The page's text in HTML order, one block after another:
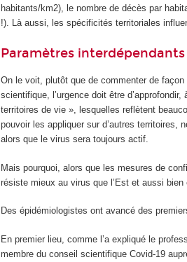
habitants/km2), le nombre de décès par
!). Là aussi, les spécificités territoriales
Paramètres interdépendants
On le voit, plutôt que de commenter de
scientifique, l’urgence doit être
territoires de vie », lesquelles reflètent
pouvoir les appliquer sur d’autres
alors que le virus sera toujours actif.
Mais pourquoi, alors que les mesures de
résiste mieux au virus que l’Est et aussi bien
Des épidémiologistes ont avancé des
En premier lieu, comme l’a expliqué le
membre du conseil scientifique Covid-19